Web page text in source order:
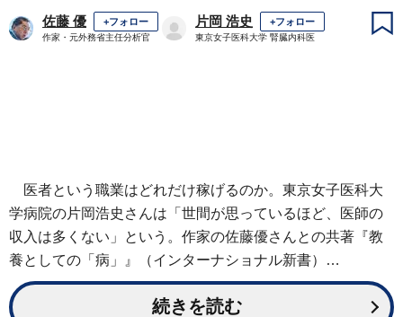
佐藤 優 +フォロー
作家・元外務省主任分析官
片岡 浩史 +フォロー
東京女子医科大学 腎臓内科医
医者という職業はどれだけ稼げるのか。東京女子医科大
学病院の片岡浩史さんは「世間が思っているほど、医師の
収入は多くない」という。作家の佐藤優さんとの共著『教
養としての「病」』（インターナショナル新書）…
続きを読む